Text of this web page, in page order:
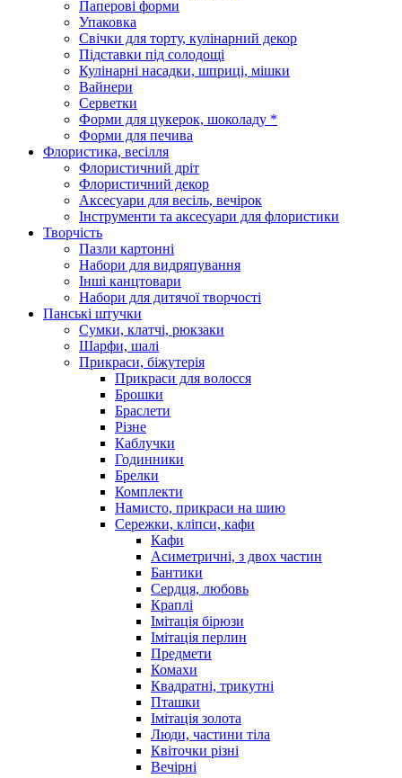
Паперові форми
Упаковка
Свічки для торту, кулінарний декор
Підставки під солодощі
Кулінарні насадки, шприці, мішки
Вайнери
Серветки
Форми для цукерок, шоколаду *
Форми для печива
Флористика, весілля
Флористичний дріт
Флористичний декор
Аксесуари для весіль, вечірок
Інструменти та аксесуари для флористики
Творчість
Пазли картонні
Набори для видряпування
Інші канцтовари
Набори для дитячої творчості
Панські штучки
Сумки, клатчі, рюкзаки
Шарфи, шалі
Прикраси, біжутерія
Прикраси для волосся
Брошки
Браслети
Різне
Каблучки
Годинники
Брелки
Комплекти
Намисто, прикраси на шию
Сережки, кліпси, кафи
Кафи
Асиметричні, з двох частин
Бантики
Сердця, любовь
Краплі
Імітація бірюзи
Імітація перлин
Предмети
Комахи
Квадратні, трикутні
Пташки
Імітація золота
Люди, частини тіла
Квіточки різні
Вечірні